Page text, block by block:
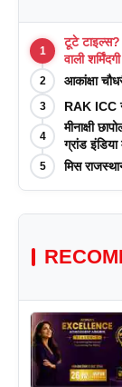
1
टूटे टाइल्स?
वाली
2 आकांक्षा
3 RAK ICC
4
मीनाक्षी
ग्रांड
5 मिस